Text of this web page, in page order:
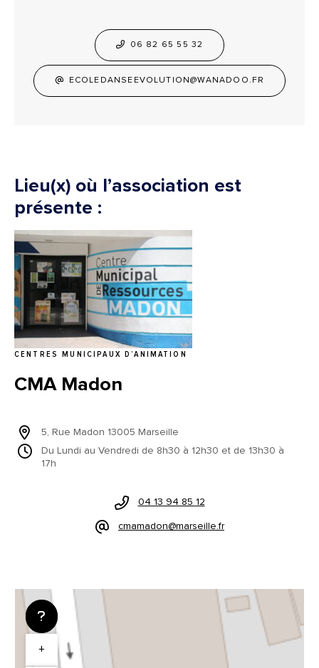
06 82 65 55 32
ECOLEDANSEEVOLUTION@WANADOO.FR
Lieu(x) où l’association est
présente :
CENTRES MUNICIPAUX D’ANIMATION
CMA Madon
5, Rue Madon 13005 Marseille
Du Lundi au Vendredi de 8h30 à 12h30 et de 13h30 à
17h
04 13 94 85 12
cmamadon@marseille.fr
+